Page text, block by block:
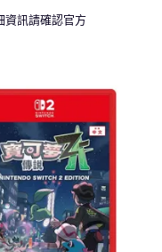
資訊請確認官方